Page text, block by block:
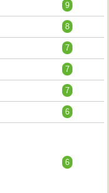
9
8
7
7
7
6
6